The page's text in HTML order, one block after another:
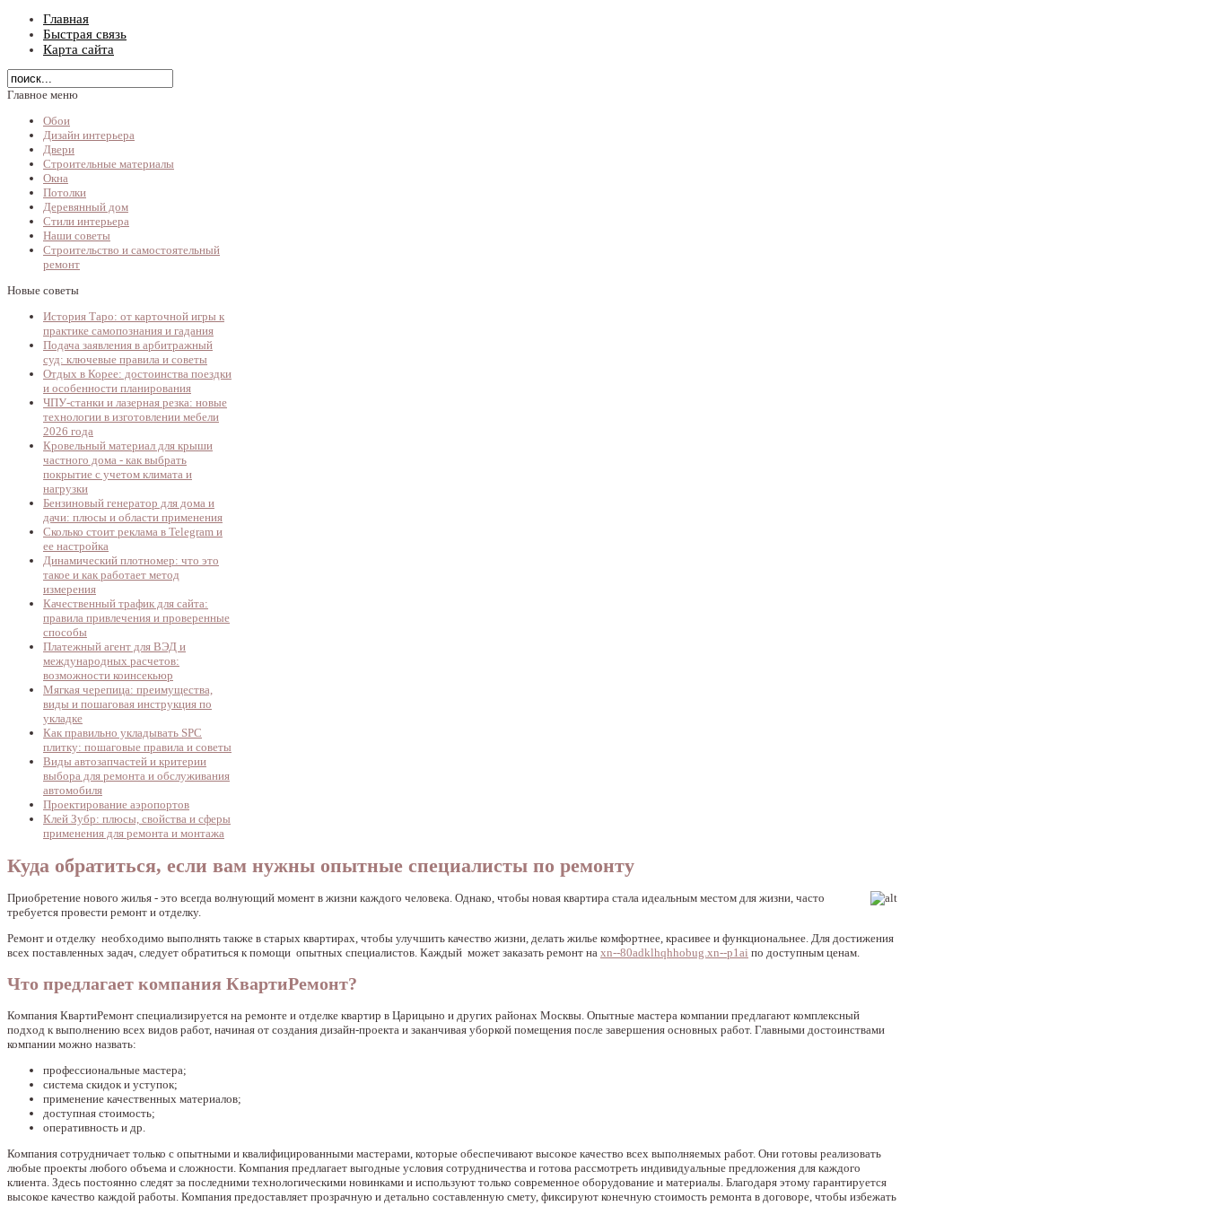
Главная
Быстрая связь
Карта сайта
Главное меню
Обои
Дизайн интерьера
Двери
Строительные материалы
Окна
Потолки
Деревянный дом
Стили интерьера
Наши советы
Строительство и самостоятельный
ремонт
Новые советы
История Таро: от карточной игры к
практике самопознания и гадания
Подача заявления в арбитражный
суд: ключевые правила и советы
Отдых в Корее: достоинства поездки
и особенности планирования
ЧПУ-станки и лазерная резка: новые
технологии в изготовлении мебели
2026 года
Кровельный материал для крыши
частного дома - как выбрать
покрытие с учетом климата и
нагрузки
Бензиновый генератор для дома и
дачи: плюсы и области применения
Сколько стоит реклама в Telegram и
ее настройка
Динамический плотномер: что это
такое и как работает метод
измерения
Качественный трафик для сайта:
правила привлечения и проверенные
способы
Платежный агент для ВЭД и
международных расчетов:
возможности коинсекьюр
Мягкая черепица: преимущества,
виды и пошаговая инструкция по
укладке
Как правильно укладывать SPC
плитку: пошаговые правила и советы
Виды автозапчастей и критерии
выбора для ремонта и обслуживания
автомобиля
Проектирование аэропортов
Клей Зубр: плюсы, свойства и сферы
применения для ремонта и монтажа
Куда обратиться, если вам нужны опытные специалисты по ремонту
Приобретение нового жилья - это всегда волнующий момент в жизни каждого человека. Однако, чтобы новая квартира стала идеальным местом для жизни, часто
требуется провести ремонт и отделку.
Ремонт и отделку необходимо выполнять также в старых квартирах, чтобы улучшить качество жизни, делать жилье комфортнее, красивее и функциональнее. Для достижения
всех поставленных задач, следует обратиться к помощи опытных специалистов. Каждый может заказать ремонт на xn--80adklhqhhobug.xn--p1ai по доступным ценам.
Что предлагает компания КвартиРемонт?
Компания КвартиРемонт специализируется на ремонте и отделке квартир в Царицыно и других районах Москвы. Опытные мастера компании предлагают комплексный
подход к выполнению всех видов работ, начиная от создания дизайн-проекта и заканчивая уборкой помещения после завершения основных работ. Главными достоинствами
компании можно назвать:
профессиональные мастера;
система скидок и уступок;
применение качественных материалов;
доступная стоимость;
оперативность и др.
Компания сотрудничает только с опытными и квалифицированными мастерами, которые обеспечивают высокое качество всех выполняемых работ. Они готовы реализовать
любые проекты любого объема и сложности. Компания предлагает выгодные условия сотрудничества и готова рассмотреть индивидуальные предложения для каждого
клиента. Здесь постоянно следят за последними технологическими новинками и используют только современное оборудование и материалы. Благодаря этому гарантируется
высокое качество каждой работы. Компания предоставляет прозрачную и детально составленную смету, фиксируют конечную стоимость ремонта в договоре, чтобы избежать